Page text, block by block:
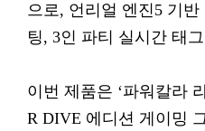
으로, 언리얼 엔진5 기
팅, 3인 파티 실시간 태
이번 제품은 ‘파워칼라
R DIVE 에디션 게이밍